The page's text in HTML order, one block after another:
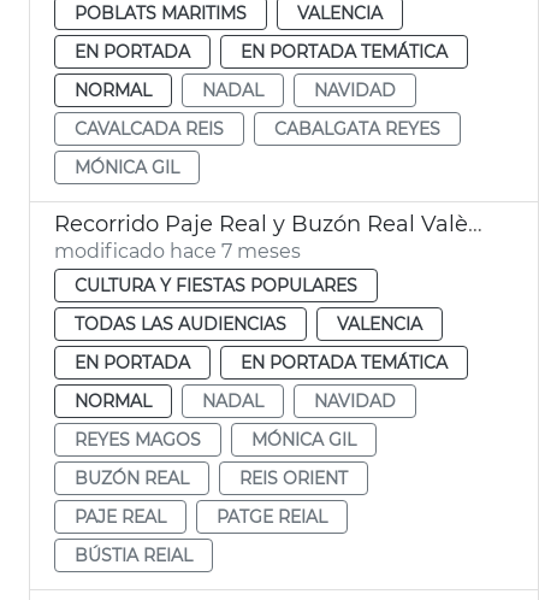
POBLATS MARITIMS
VALENCIA
EN PORTADA
EN PORTADA TEMÁTICA
NORMAL
NADAL
NAVIDAD
CAVALCADA REIS
CABALGATA REYES
MÓNICA GIL
Recorrido Paje Real y Buzón Real València
modificado hace 7 meses
CULTURA Y FIESTAS POPULARES
TODAS LAS AUDIENCIAS
VALENCIA
EN PORTADA
EN PORTADA TEMÁTICA
NORMAL
NADAL
NAVIDAD
REYES MAGOS
MÓNICA GIL
BUZÓN REAL
REIS ORIENT
PAJE REAL
PATGE REIAL
BÚSTIA REIAL